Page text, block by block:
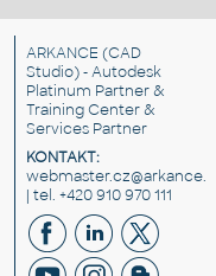
ARKANCE (CAD
Studio) - Autodesk
Platinum Partner &
Training Center &
Services Partner
KONTAKT:
| tel. +420 910 970 111